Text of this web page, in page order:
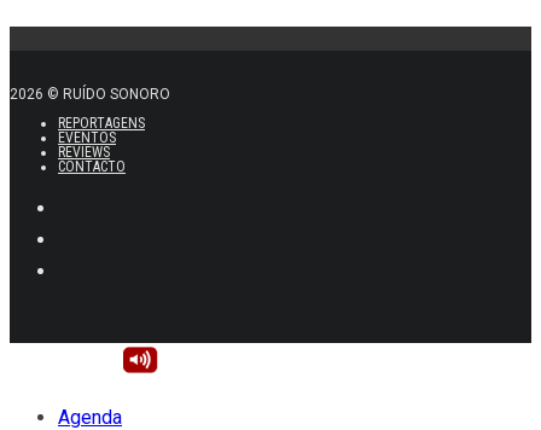
2026 © RUÍDO SONORO
REPORTAGENS
EVENTOS
REVIEWS
CONTACTO
Agenda